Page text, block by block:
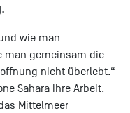
wie man
man gemeinsam die
nicht überlebt.“
Sahara ihre Arbeit.
Mittelmeer